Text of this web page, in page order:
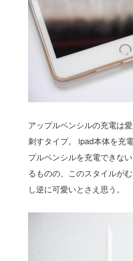
アップルペンシルの充電は
刺すタイプ。
ipad本体を充
プルペンシルを充電できな
るものの、このスタイルが
し逆に可愛いとさえ思う。